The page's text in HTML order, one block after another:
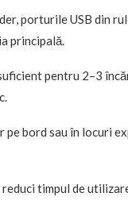
porturile USB din
principală.
pentru 2–3
bord sau în locuri
timpul de